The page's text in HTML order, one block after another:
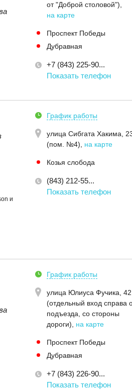
от "Доброй столовой")
на карте
Проспект Победы
Дубравная
+7 (843) 225-90...
Показать телефон
и
График работы
улица Сибгата Хакима,
(пом. №4)
на карте
Козья слобода
(843) 212-55...
Показать телефон
График работы
улица Юлиуса Фучика, 42
(отдельный вход справа
подъезда, со стороны
дороги)
на карте
Проспект Победы
Дубравная
+7 (843) 226-90...
Показать телефон